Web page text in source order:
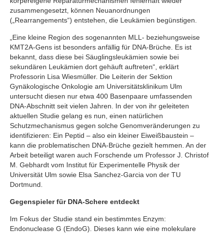
zusammengesetzt, können Neuanordnungen
(„Rearrangements“) entstehen, die Leukämien begünstigen.
„Eine kleine Region des sogenannten MLL- beziehungsweise
KMT2A-Gens ist besonders anfällig für DNA-Brüche. Es ist
bekannt, dass diese bei Säuglingsleukämien sowie bei
sekundären Leukämien dort gehäuft auftreten“, erklärt
Professorin Lisa Wiesmüller. Die Leiterin der Sektion
Gynäkologische Onkologie am Universitätsklinikum Ulm
untersucht diesen nur etwa 400 Basenpaare umfassenden
DNA-Abschnitt seit vielen Jahren. In der von ihr geleiteten
aktuellen Studie gelang es nun, einen natürlichen
Schutzmechanismus gegen solche Genomveränderungen zu
identifizieren: Ein Peptid – also ein kleiner Eiweißbaustein –
kann die problematischen DNA-Brüche gezielt hemmen. An der
Arbeit beteiligt waren auch Forschende um Professor J. Christof
M. Gebhardt vom Institut für Experimentelle Physik der
Universität Ulm sowie Elsa Sanchez-Garcia von der TU
Dortmund.
Gegenspieler für DNA-Schere entdeckt
Im Fokus der Studie stand ein bestimmtes Enzym:
Endonuclease G (EndoG). Dieses kann wie eine molekulare